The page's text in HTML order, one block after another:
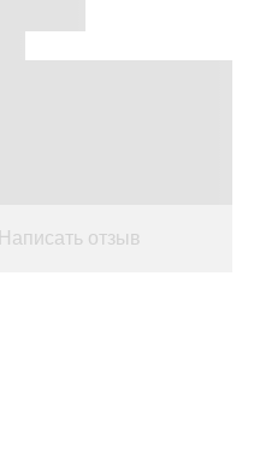
Написать отзыв